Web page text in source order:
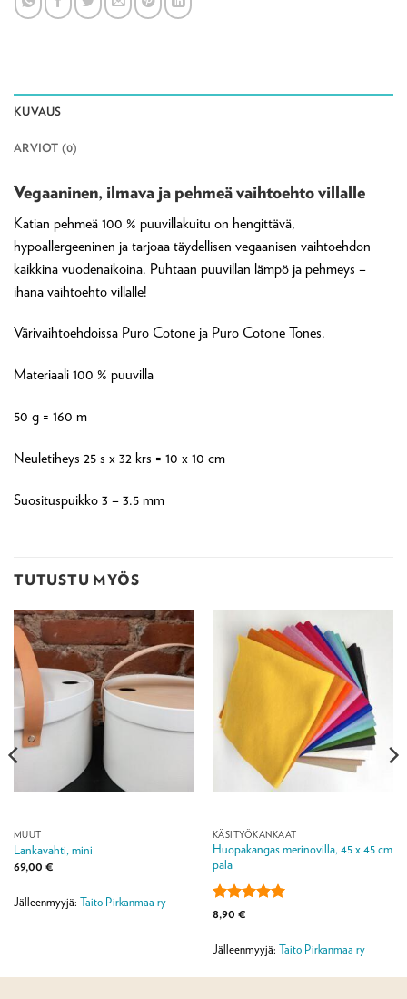
KUVAUS
ARVIOT (0)
Vegaaninen, ilmava ja pehmeä vaihtoehto villalle
Katian pehmeä 100 % puuvillakuitu on hengittävä,
hypoallergeeninen ja tarjoaa täydellisen vegaanisen vaihtoehdon
kaikkina vuodenaikoina. Puhtaan puuvillan lämpö ja pehmeys –
ihana vaihtoehto villalle!
Värivaihtoehdoissa Puro Cotone ja Puro Cotone Tones.
Materiaali 100 % puuvilla
50 g = 160 m
Neuletiheys 25 s x 32 krs = 10 x 10 cm
Suosituspuikko 3 – 3.5 mm
TUTUSTU MYÖS
MUUT
Lankavahti, mini
69,00 €
Jälleenmyyjä: Taito Pirkanmaa ry
KÄSITYÖKANKAAT
Huopakangas merinovilla, 45 x 45 cm
pala
Arvostelu
/ 5
8,90 €
Jälleenmyyjä: Taito Pirkanmaa ry